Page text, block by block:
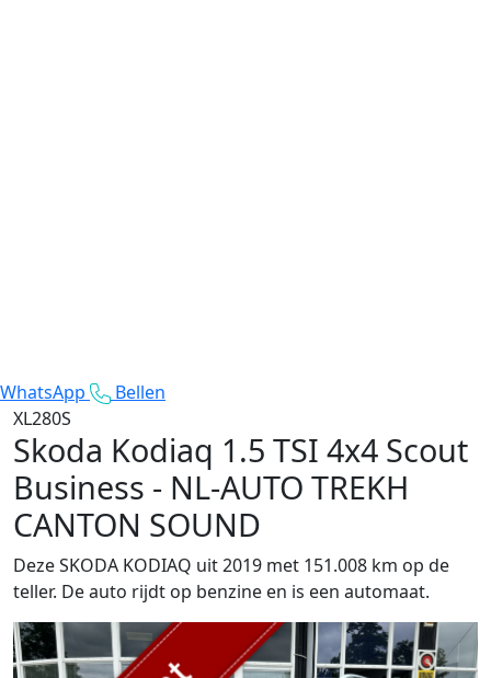
WhatsApp
Bellen
XL280S
Skoda Kodiaq 1.5 TSI 4x4 Scout
Business - NL-AUTO TREKH
CANTON SOUND
Deze SKODA KODIAQ uit 2019 met 151.008 km op de
teller. De auto rijdt op benzine en is een automaat.